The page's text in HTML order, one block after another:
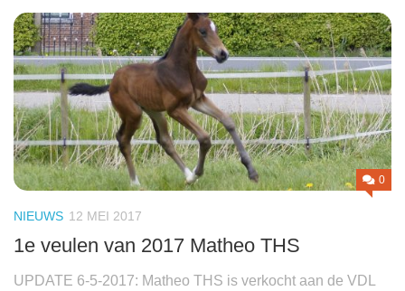
0
NIEUWS 12 MEI 2017
1e veulen van 2017 Matheo THS
UPDATE 6-5-2017: Matheo THS is verkocht aan de VDL